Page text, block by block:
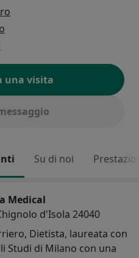
una visita
Su di noi
Medical
d'Isola 24040
Dietista, laureata con
Studi di Milano con una